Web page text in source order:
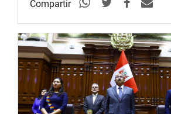
En nombre del Congreso de la
Banco de Desarrollo de América
Andino de Salud-Convenio Hipólito
Bolivarianos, de la Asociación de
Amigas del Ecuador, entre otros. (MED)
PRENSA CONGRESO
Compartir